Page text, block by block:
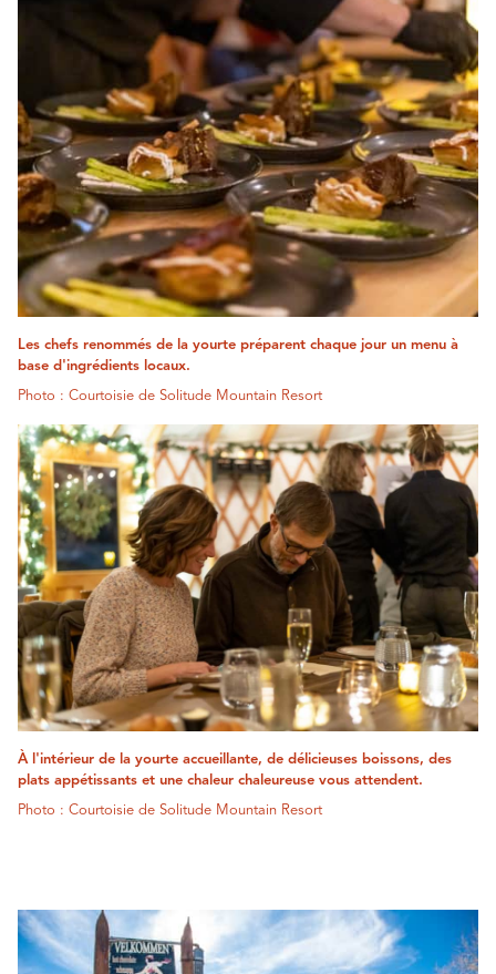
Les chefs renommés de la yourte préparent chaque jour un menu à
base d'ingrédients locaux.
Photo : Courtoisie de Solitude Mountain Resort
À l'intérieur de la yourte accueillante, de délicieuses boissons, des
plats appétissants et une chaleur chaleureuse vous attendent.
Photo : Courtoisie de Solitude Mountain Resort